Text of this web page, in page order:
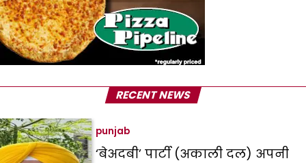
RECENT NEWS
punjab
‘बेअदबी’ पार्टी (अकाली दल) अपनी